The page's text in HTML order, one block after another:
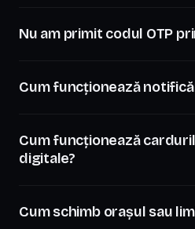
Nu am primit codul OTP
Cum funcționează
Cum funcționează
digitale?
Cum schimb orașul sau